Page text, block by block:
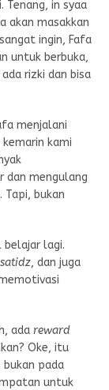
Tenang, in syaa
akan masakkan
ingin, Fafa
untuk berbuka,
rizki dan bisa
menjalani
kami
dan mengulang
Tapi, bukan
belajar lagi.
, dan juga
ada reward
Oke, itu
bukan pada
untuk